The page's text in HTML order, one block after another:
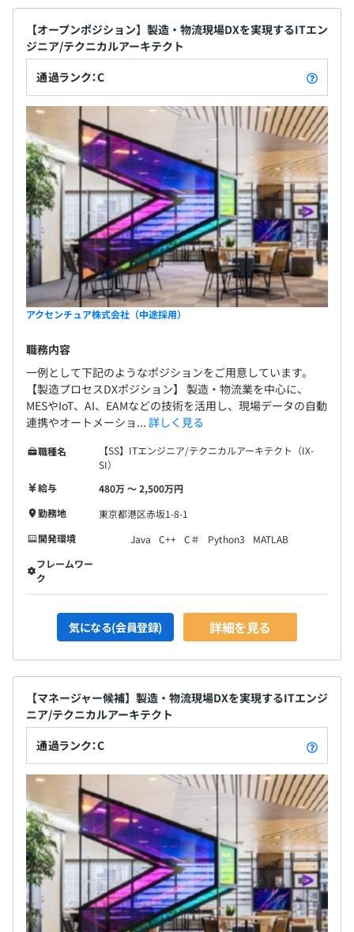
【オープンポジション】製造・物流現場DXを実現するITエン
ジニア/テクニカルアーキテクト
通過ランク：C
アクセンチュア株式会社（中途採用）
職務内容
一例として下記のようなポジションをご用意しています。
【製造プロセスDXポジション】 製造・物流業を中心に、
MESやIoT、AI、EAMなどの技術を活用し、現場データの自動
連携やオートメーショ... 詳しく見る
職種名
【SS】ITエンジニア/テクニカルアーキテクト（IX-
SI）
給与
480万 〜 2,500万円
勤務地
東京都港区赤坂1-8-1
開発環境
Java C++ C＃ Python3
MATLAB
フレームワー
ク
気になる(会員登録) 詳細を見る
【マネージャー候補】製造・物流現場DXを実現するITエンジ
ニア/テクニカルアーキテクト
通過ランク：C